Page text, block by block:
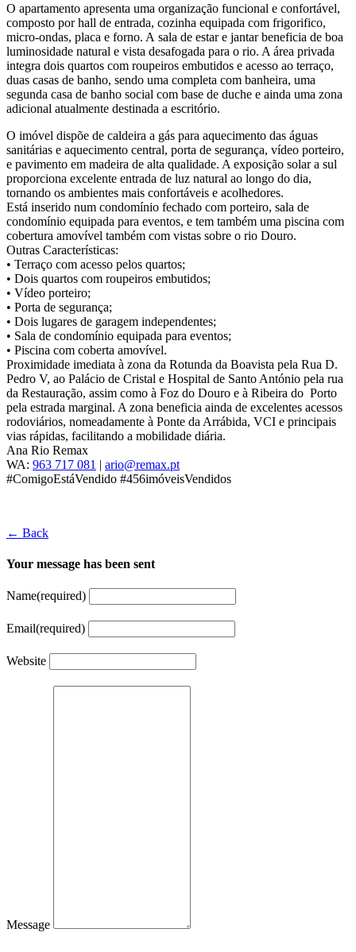
O apartamento apresenta uma organização funcional e confortável,
composto por hall de entrada, cozinha equipada com frigorifico,
micro-ondas, placa e forno. A sala de estar e jantar beneficia de boa
luminosidade natural e vista desafogada para o rio. A área privada
integra dois quartos com roupeiros embutidos e acesso ao terraço,
duas casas de banho, sendo uma completa com banheira, uma
segunda casa de banho social com base de duche e ainda uma zona
adicional atualmente destinada a escritório.
O imóvel dispõe de caldeira a gás para aquecimento das águas
sanitárias e aquecimento central, porta de segurança, vídeo porteiro,
e pavimento em madeira de alta qualidade. A exposição solar a sul
proporciona excelente entrada de luz natural ao longo do dia,
tornando os ambientes mais confortáveis e acolhedores.
Está inserido num condomínio fechado com porteiro, sala de
condomínio equipada para eventos, e tem também uma piscina com
cobertura amovível também com vistas sobre o rio Douro.
Outras Características:
• Terraço com acesso pelos quartos;
• Dois quartos com roupeiros embutidos;
• Vídeo porteiro;
• Porta de segurança;
• Dois lugares de garagem independentes;
• Sala de condomínio equipada para eventos;
• Piscina com coberta amovível.
Proximidade imediata à zona da Rotunda da Boavista pela Rua D.
Pedro V, ao Palácio de Cristal e Hospital de Santo António pela rua
da Restauração, assim como à Foz do Douro e à Ribeira do Porto
pela estrada marginal. A zona beneficia ainda de excelentes acessos
rodoviários, nomeadamente à Ponte da Arrábida, VCI e principais
vias rápidas, facilitando a mobilidade diária.
Ana Rio Remax
WA: 963 717 081 | ario@remax.pt
#ComigoEstáVendido #456imóveisVendidos
← Back
Your message has been sent
Name(required)
Email(required)
Website
Message